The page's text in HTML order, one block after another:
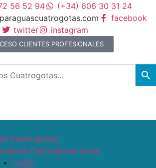
56 52 94
(+34) 606 30 31 24
facebook
twitter
instagram
CLIENTES PROFESIONALES
Cuatrogotas
Cuatrogotas mujer
Largo